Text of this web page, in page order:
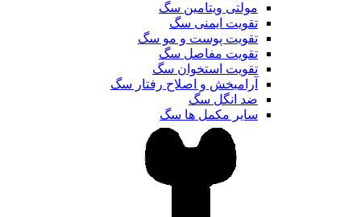
مولتی ویتامین سگ
تقویت ایمنی سگ
تقویت پوست و مو سگ
تقویت مفاصل سگ
تقویت استخوان سگ
آرامبخش و اصلاح رفتار سگ
ضد انگل سگ
سایر مکمل ها سگ